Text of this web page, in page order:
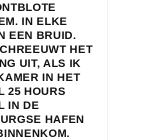
IN ELKE
EEN BRUID.
HET
UIT, ALS IK
IN HET
25 HOURS
IN DE
HAFEN